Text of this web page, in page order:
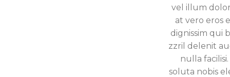
vel illum
at vero eros
dignissim qui
zzril delenit
nulla
soluta nobis